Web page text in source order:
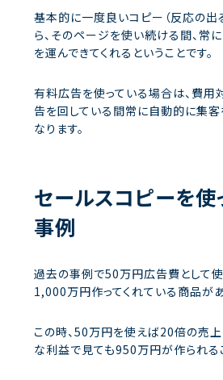
基本的に一度良いコピー（反応の出
ら、そのページを使い続ける間、常
を運んできてくれるということです。
有料広告を使っている場合は、費用
告を回している間常に自動的に集客
なります。
セールスコピーを使
事例
過去の事例で50万円広告費として使
1,000万円作ってくれている商品があ
この時、50万円を使えば20倍の売上
な利益で見ても950万円が作られる